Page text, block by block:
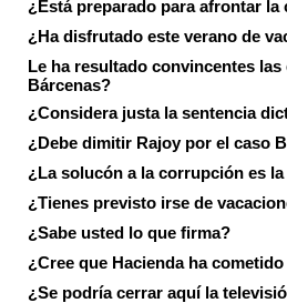
¿Está preparado para afrontar la
¿Ha disfrutado este verano de
Le ha resultado convincentes
Bárcenas?
¿Considera justa la sentencia
¿Debe dimitir Rajoy por el caso
¿La solucón a la corrupción es
¿Tienes previsto irse de
¿Sabe usted lo que firma?
¿Cree que Hacienda ha
¿Se podría cerrar aquí la